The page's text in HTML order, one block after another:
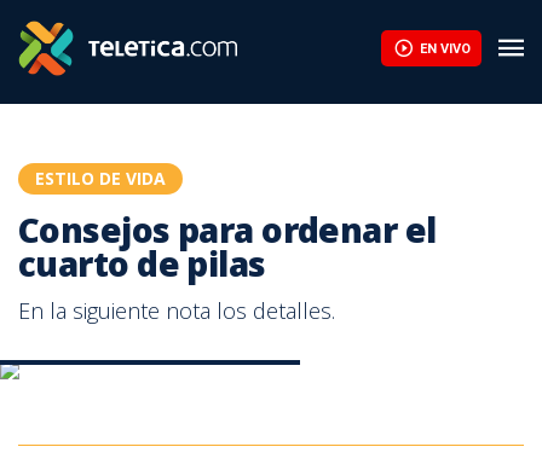
EN VIVO
ESTILO DE VIDA
Consejos para ordenar el
cuarto de pilas
En la siguiente nota los detalles.